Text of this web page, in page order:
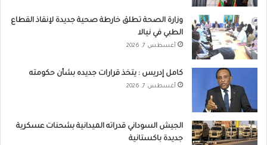
وزارة الصحة تطلق خارطة صحية جديدة لإنقاذ القطاع
الطبي في نيالا
أغسطس 7, 2026
كامل إدريس : يتخذ قرارات جديده بشأن حكومته
أغسطس 7, 2026
الجيش السوداني قدراته الميدانية بشحنات عسكرية
جديدة باكستانية